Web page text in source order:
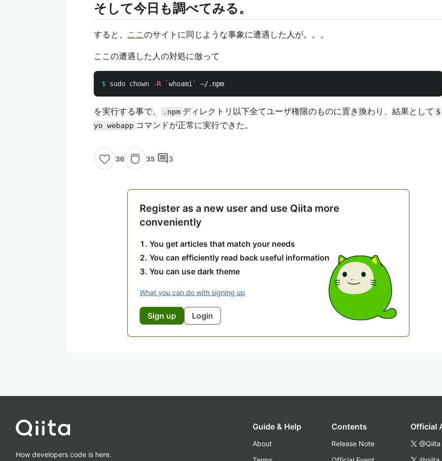
そして今日も調べてみる。
すると、 ここのサイトに同じような事象に遭遇した人が。。。
ここの遭遇した人の対処に倣って
$ sudo chown -R `whoami `
を実行する事で、 .npm ディレクトリ以下全てユーザ権限のものに置き換わり、結果として $
yo webapp コマンドが正常に実行できた。
36 35 comment3
Register as a new user and use Qiita more
conveniently
You get articles that match your needs
You can efficiently read back useful information
You can use dark theme
What you can do with signing up
Sign up Login
How developers code is here.
Guide & Help
About
Contents
Release Note
Official
@Qiita